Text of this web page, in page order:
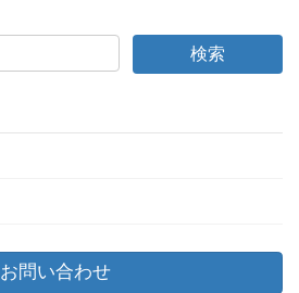
お問い合わせ